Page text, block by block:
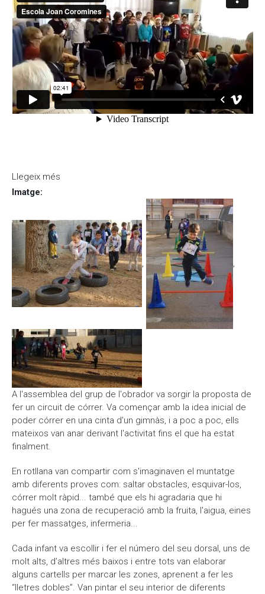
Llegeix més
Imatge:
, ,
A l'assemblea del grup de l'obrador va sorgir la proposta de
fer un circuit de córrer. Va començar amb la idea inicial de
poder córrer en una cinta d'un gimnàs, i a poc a poc, ells
mateixos van anar derivant l'activitat fins el que ha estat
finalment.
En rotllana van compartir com s'imaginaven el muntatge
amb diferents proves com: saltar obstacles, esquivar-los,
córrer molt ràpid... també que els hi agradaria que hi
hagués una zona de recuperació amb la fruita, l'aigua, eines
per fer massatges, infermeria...
Cada infant va escollir i fer el número del seu dorsal, uns de
molt alts, d’altres més baixos i entre tots van elaborar
alguns cartells per marcar les zones, aprenent a fer les
“lletres dobles”. Van pintar el seu interior de diferents